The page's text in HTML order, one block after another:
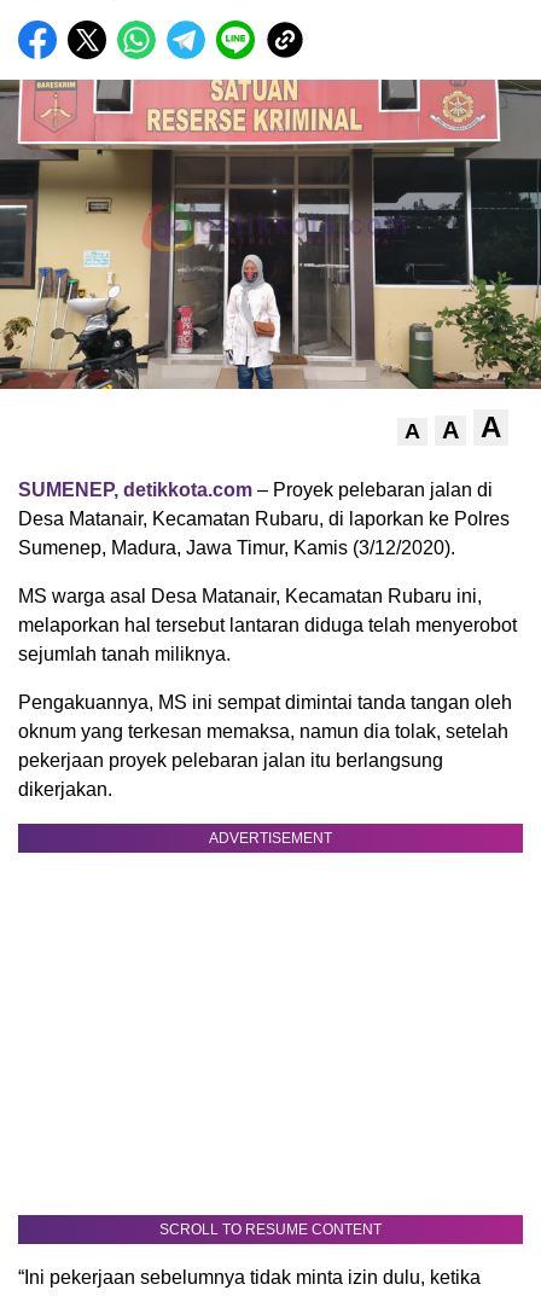
A A A
SUMENEP, detikkota.com – Proyek pelebaran jalan di
Desa Matanair, Kecamatan Rubaru, di laporkan ke Polres
Sumenep, Madura, Jawa Timur, Kamis (3/12/2020).
MS warga asal Desa Matanair, Kecamatan Rubaru ini,
melaporkan hal tersebut lantaran diduga telah menyerobot
sejumlah tanah miliknya.
Pengakuannya, MS ini sempat dimintai tanda tangan oleh
oknum yang terkesan memaksa, namun dia tolak, setelah
pekerjaan proyek pelebaran jalan itu berlangsung
dikerjakan.
ADVERTISEMENT
SCROLL TO RESUME CONTENT
“Ini pekerjaan sebelumnya tidak minta izin dulu, ketika